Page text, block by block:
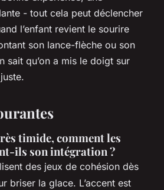
- tout cela peut déclencher
l’enfant revient le sourire
son lance-flèche ou son
sait qu’on a mis le doigt sur
timide, comment les
ils son intégration ?
des jeux de cohésion dès
briser la glace. L’accent est